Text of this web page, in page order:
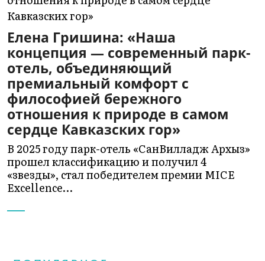
Елена Гришина: «Наша
концепция — современный парк-
отель, объединяющий
премиальный комфорт с
философией бережного
отношения к природе в самом
сердце Кавказских гор»
В 2025 году парк-отель «СанВилладж Архыз»
прошел классификацию и получил 4
«звезды», стал победителем премии MICE
Excellence…